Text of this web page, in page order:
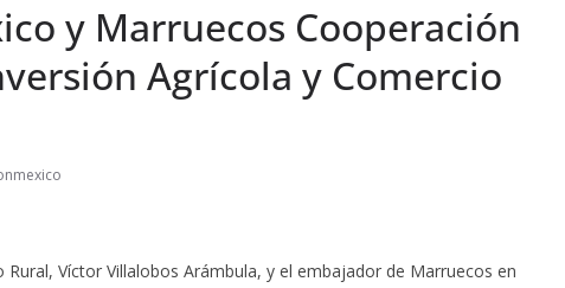
y Marruecos Cooperación
Agrícola y Comercio
Víctor Villalobos Arámbula, y el embajador de Marruecos en